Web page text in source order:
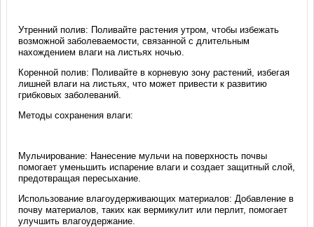
Утренний полив: Поливайте растения утром, чтобы избежать
возможной заболеваемости, связанной с длительным
нахождением влаги на листьях ночью.
Коренной полив: Поливайте в корневую зону растений, избегая
лишней влаги на листьях, что может привести к развитию
грибковых заболеваний.
Методы сохранения влаги:
Мульчирование: Нанесение мульчи на поверхность почвы
помогает уменьшить испарение влаги и создает защитный слой,
предотвращая пересыхание.
Использование влагоудерживающих материалов: Добавление в
почву материалов, таких как вермикулит или перлит, помогает
улучшить влагоудержание.